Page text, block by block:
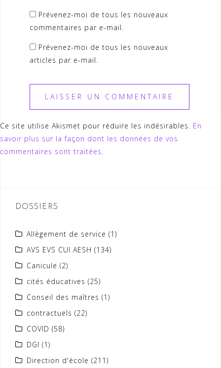
Prévenez-moi de tous les nouveaux
commentaires par e-mail.
Prévenez-moi de tous les nouveaux
articles par e-mail.
Ce site utilise Akismet pour réduire les indésirables. En
savoir plus sur la façon dont les données de vos
commentaires sont traitées.
DOSSIERS
Allègement de service (1)
AVS EVS CUI AESH (134)
Canicule (2)
cités éducatives (25)
Conseil des maîtres (1)
contractuels (22)
COVID (58)
DGI (1)
Direction d'école (211)